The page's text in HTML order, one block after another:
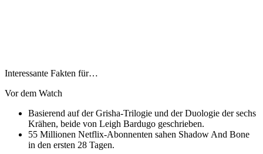
Interessante Fakten für…
Vor dem Watch
Basierend auf der Grisha-Trilogie und der Duologie der sechs
Krähen, beide von Leigh Bardugo geschrieben.
55 Millionen Netflix-Abonnenten sahen Shadow And Bone
in den ersten 28 Tagen.